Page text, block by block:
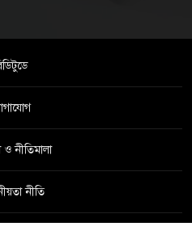
ও নীতিমালা
নীতি